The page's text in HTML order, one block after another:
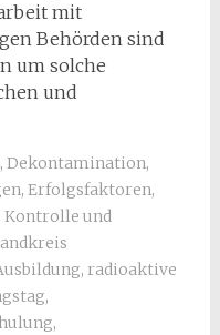
mit
Behörden sind
um solche
und
, Dekontamination,
, Erfolgsfaktoren,
Kontrolle und
, radioaktive
,
,